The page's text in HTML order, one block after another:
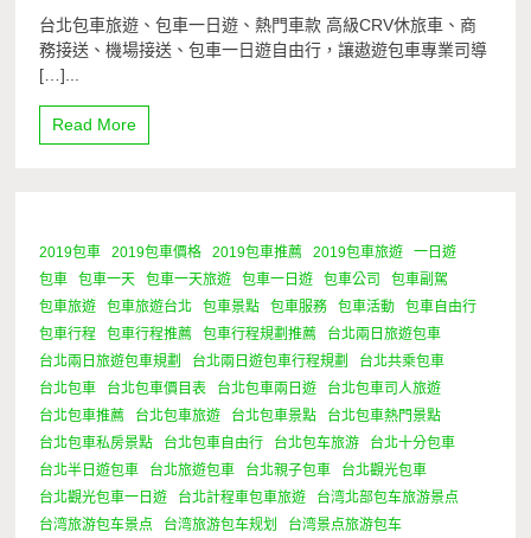
台北包車旅遊、包車一日遊、熱門車款 高級CRV休旅車、商
務接送、機場接送、包車一日遊自由行，讓遨遊包車專業司導
[…]...
Read More
6 Minutes
2019包車 2019包車價格 2019包車推薦 2019包車旅遊
一日遊
包車
包車一天 包車一天旅遊 包車一日遊 包車公司
包車副駕
包車旅遊
包車旅遊台北 包車景點 包車服務 包車活動
包車自由行
包車行程
包車行程推薦 包車行程規劃推薦
台北兩日旅遊包車
台北兩日旅遊包車規劃
台北兩日遊包車行程規劃
台北共乘包車
台北包車
台北包車價目表 台北包車兩日遊
台北包車司人旅遊
台北包車推薦
台北包車旅遊 台北包車景點
台北包車熱門景點
台北包車私房景點
台北包車自由行 台北包车旅游
台北十分包車
台北半日遊包車
台北旅遊包車 台北親子包車
台北觀光包車
台北觀光包車一日遊
台北計程車包車旅遊
台湾北部包车旅游景点
台湾旅游包车景点
台湾旅游包车规划
台湾景点旅游包车